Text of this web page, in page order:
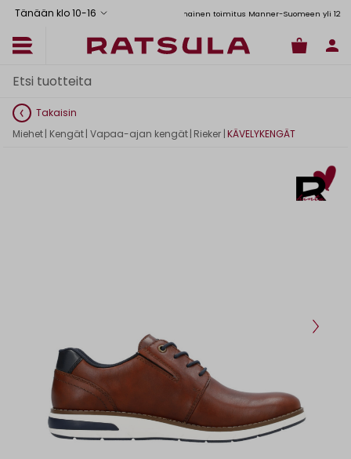
Tänään klo 10-16
Toimituskulut alk. 6,90€Ilmainen toimitus Manner-Suomeen yli 120
Takaisin
Miehet| Kengät| Vapaa-ajan kengät | Rieker |KÄVELYKENGÄT